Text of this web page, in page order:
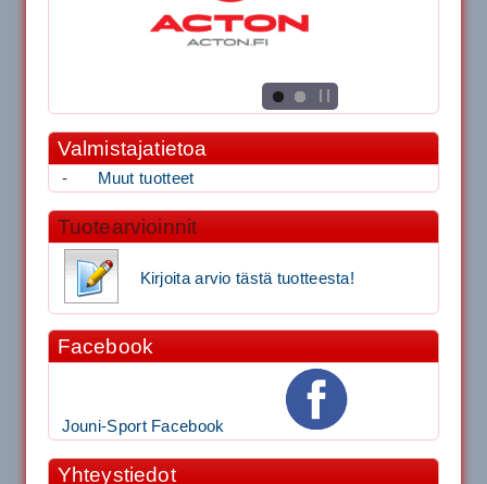
Valmistajatietoa
- Muut tuotteet
Tuotearvioinnit
Kirjoita arvio tästä tuotteesta!
Facebook
Jouni-Sport Facebook
Yhteystiedot